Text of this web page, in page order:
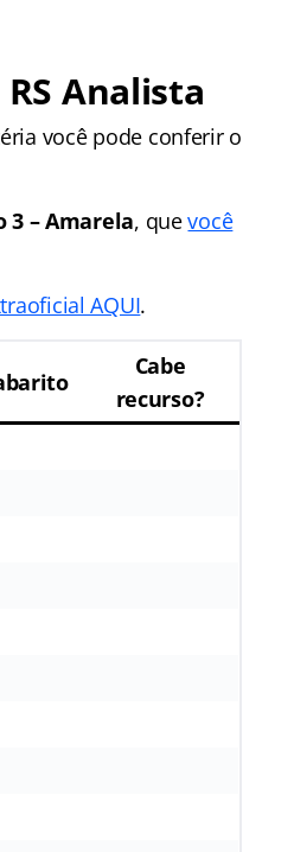
Analista
você pode conferir o
3 – Amarela, quevocê
AQUI.
Cabe
recurso?